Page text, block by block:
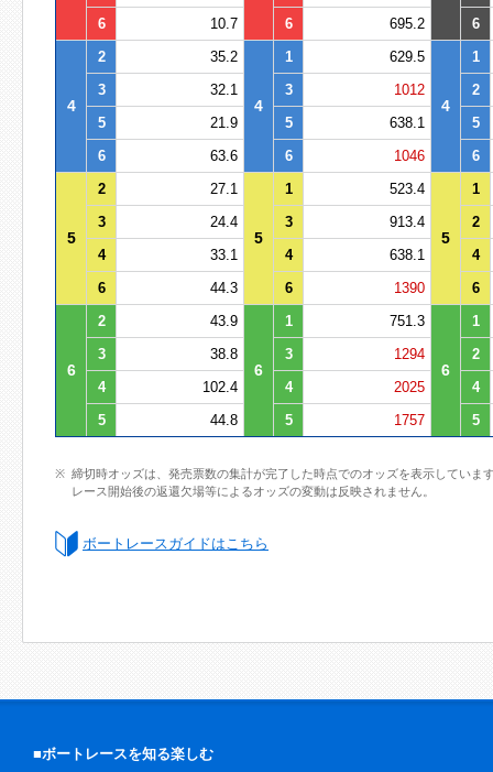
6
10.7 6 695.2 6
4
2 35.2
4
1 629.5
4
1
3
32.1 3 1012
2
5
21.9 5 638.1
5
6
63.6 6 1046 6
5
2 27.1
5
1 523.4
5
1
3
24.4 3 913.4
2
4
33.1 4 638.1
4
6
44.3 6 1390 6
6
2 43.9
6
1 751.3
6
1
3
38.8 3 1294
2
4
102.4 4 2025
4
5
44.8 5 1757 5
締切時オッズは、発売票数の集計が完了した時点でのオッズを表示していま
レース開始後の返還欠場等によるオッズの変動は反映されません。
ボートレースガイドはこちら
■ボートレースを知る楽しむ